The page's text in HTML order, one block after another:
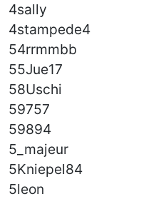
4sally
4stampede4
54rrmmbb
55Jue17
58Uschi
59757
59894
5_majeur
5Kniepel84
5leon